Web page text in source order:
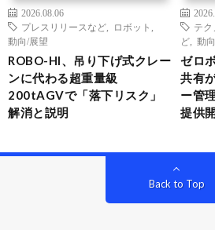
2026.08.06
プレスリリースなど
ロボット
動向/展望
ROBO-HI、吊り下げ式クレー
ンに代わる超重量級
200tAGVで「落下リスク」
解消と説明
テク
ど
動
ゼロ
共有
ー管
提供
Back to Top